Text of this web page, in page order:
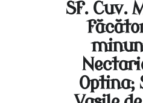
Sf. Cuv.
Optina;